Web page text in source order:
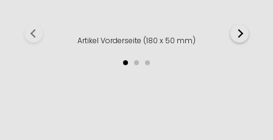
Artikel Vorderseite (180 x 50 mm)